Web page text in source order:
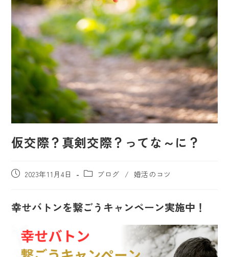
仮交際？真剣交際？ってな～に？
2023年11月4日 ブログ / 婚活のコツ
幸せバトンを繋ごうキャンペーン実施中！